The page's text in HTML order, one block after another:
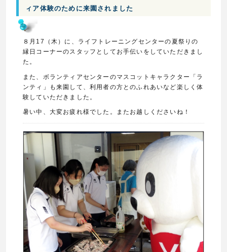
ィア体験のために来園されました
８月17（木）に、ライフトレーニングセンターの夏祭りの
縁日コーナーのスタッフとしてお手伝いをしていただきまし
た。
また、ボランティアセンターのマスコットキャラクター「ラ
ンティ」も来園して、利用者の方とのふれあいなど楽しく体
験していただきました。
暑い中、大変お疲れ様でした。またお越しくださいね！